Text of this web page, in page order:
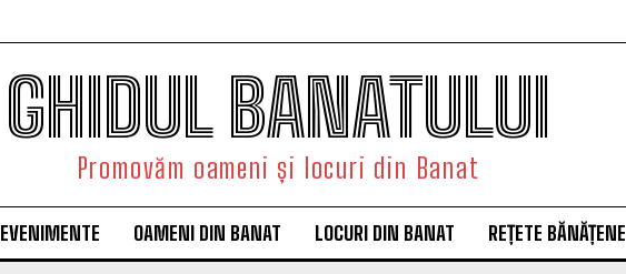
GHIDUL BANATULUI
Promovăm oameni și locuri din Banat
EVENIMENTE OAMENI DIN BANAT LOCURI DIN BANAT REȚETE BĂNĂȚENE